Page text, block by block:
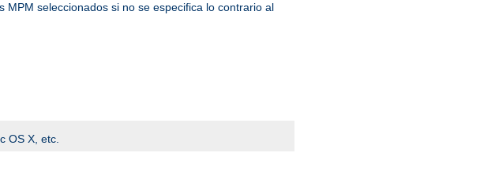
seleccionados si no se especifica lo contrario al
OS X, etc.